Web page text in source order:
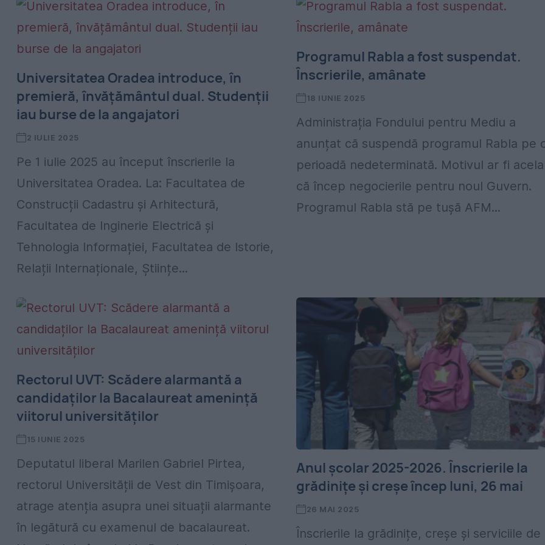
Universitatea Oradea introduce, în
premieră, învățământul dual. Studenții
iau burse de la angajatori
2 IULIE 2025
Pe 1 iulie 2025 au început înscrierile la
Universitatea Oradea. La: Facultatea de
Construcții Cadastru și Arhitectură,
Facultatea de Inginerie Electrică și
Tehnologia Informației, Facultatea de Istorie,
Relații Internaționale, Științe...
Programul Rabla a fost suspendat.
Înscrierile, amânate
18 IUNIE 2025
Administrația Fondului pentru Mediu a
anunțat că suspendă programul Rabla pe
perioadă nedeterminată. Motivul ar fi acela
că încep negocierile pentru noul Guvern.
Programul Rabla stă pe tușă AFM...
Rectorul UVT: Scădere alarmantă a
candidaților la Bacalaureat amenință
viitorul universităților
15 IUNIE 2025
Deputatul liberal Marilen Gabriel Pirtea,
rectorul Universității de Vest din Timișoara,
atrage atenția asupra unei situații alarmante
în legătură cu examenul de bacalaureat.
Anul școlar 2025-2026. Înscrierile la
grădinițe și creșe încep luni, 26 mai
26 MAI 2025
Înscrierile la grădinițe, creșe și serviciile de